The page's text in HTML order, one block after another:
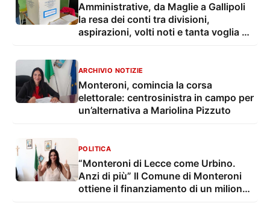
Amministrative, da Maglie a Gallipoli
la resa dei conti tra divisioni,
aspirazioni, volti noti e tanta voglia di
ARCHIVIO NOTIZIE
Monteroni, comincia la corsa
elettorale: centrosinistra in campo per
un’alternativa a Mariolina Pizzuto
POLITICA
“Monteroni di Lecce come Urbino.
Anzi di più” Il Comune di Monteroni
ottiene il finanziamento di un milione